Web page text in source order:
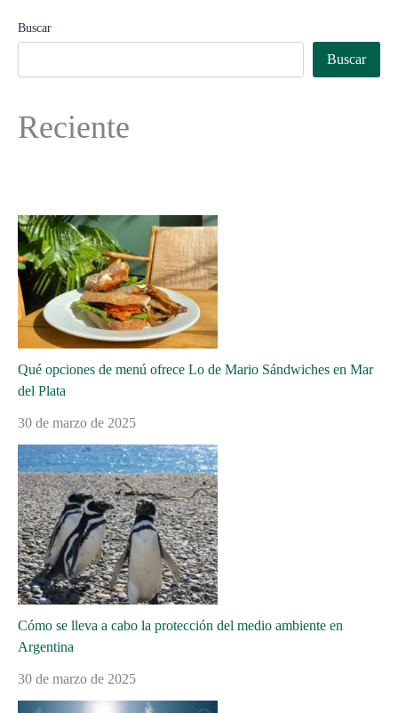
Buscar
Buscar
Reciente
Qué opciones de menú ofrece Lo de Mario Sándwiches en Mar
del Plata
30 de marzo de 2025
Cómo se lleva a cabo la protección del medio ambiente en
Argentina
30 de marzo de 2025